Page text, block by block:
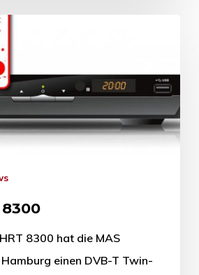
8300
8300 hat die MAS
einen DVB-T Twin-